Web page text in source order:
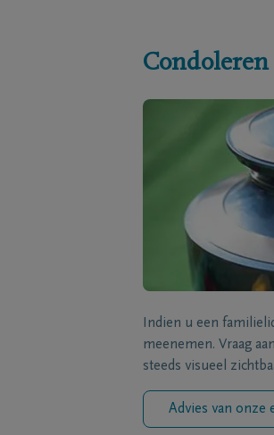
Indien u een
meenemen. Vraag
steeds visueel
Advies van onze